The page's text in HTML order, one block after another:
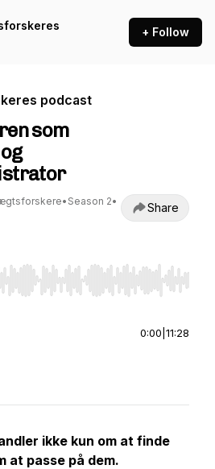
+ Follow
podcast
som
• Season 2•
Share
to seek, Home/End to jump
0:00 11:28
ikke kun om at finde
at passe på dem.